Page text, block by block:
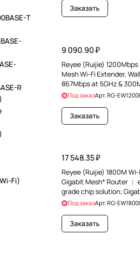
Заказать
9 090.90 ₽
Reyee (Ruijie)
Mesh Wi-Fi Extender,
867Mbps at 5GHz &
2.4GHz, 802.11ac/a/b/g
Под заказАрт.RG-
Заказать
17 548.35 ₽
Reyee (Ruijie) 1800M
Gigabit Mesh* Router ：
grade chip solution; Gigabit broadband
access;
Под заказАрт.RG-
Заказать
T
R
Fi)